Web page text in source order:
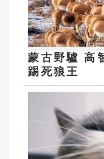
蒙古野驢 高
踢死狼王